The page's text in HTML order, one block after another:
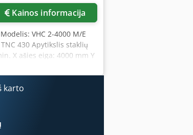
Kainos informacija
VHC 2-4000 M/E
430 Apytikslis staklių
X ašies eiga: 4000 mm Y
laikiklis ISO: SK40
įrenginys: Taip
Stalo matmenys: 4440
MP10E) 5 ašys:
karto